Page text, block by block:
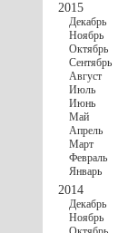
2015
Декабрь
Ноябрь
Октябрь
Сентябрь
Август
Июль
Июнь
Май
Апрель
Март
Февраль
Январь
2014
Декабрь
Ноябрь